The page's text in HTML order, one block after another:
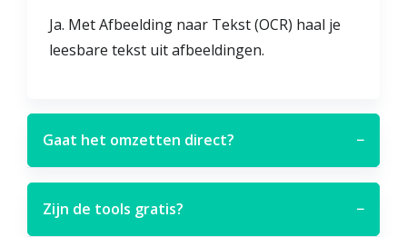
Ja. Met Afbeelding naar Tekst (OCR) haal je
leesbare tekst uit afbeeldingen.
Gaat het omzetten direct? −
Zijn de tools gratis? −